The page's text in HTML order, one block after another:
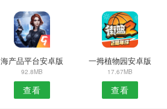
海产品平台安卓版
92.8MB
查看
一拇植物园安卓版
17.67MB
查看